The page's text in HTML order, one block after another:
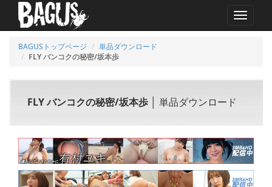
MENU
BAGUSトップページ
単品ダウンロード
FLY バンコクの秘密/坂本歩
FLY バンコクの秘密/坂本歩 │ 単品ダウンロード